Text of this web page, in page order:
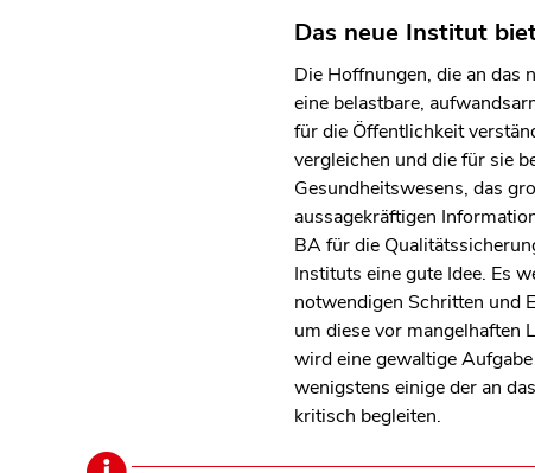
Das neue Institut
Die Hoffnungen, die an das
eine belastbare,
für die Öffentlichkeit
vergleichen und die für sie
Gesundheitswesens, das
aussagekräftigen
BA für die
Instituts eine gute Idee. Es
notwendigen Schritten und
um diese vor mangelhaften
wird eine gewaltige
wenigstens einige der an
kritisch begleiten.